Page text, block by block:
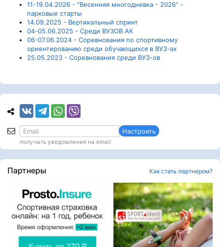
11-19.04.2026 - "Весенняя многодневка - 2026" -
парковые старты
14.09.2025 - Вертикальный спринт
04-05.06.2025 - Среди ВУЗОВ АК
06-07.06.2024 - Соревнования по спортивному
ориентированию среди обучающихся в ВУЗ-ах
25.05.2023 - Соревнования среди ВУЗ-ов
Настроить
получать уведомления на email
Партнеры Как стать партнером?